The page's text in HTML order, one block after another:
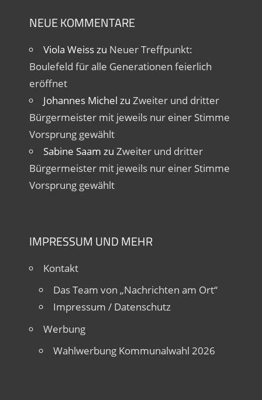
NEUE KOMMENTARE
Viola Weisszu Neuer Treffpunkt:
Boulefeld für alle Generationen feierlich
eröffnet
Johannes Michel zu Zweiter und dritter
Bürgermeister mit jeweils nur einer Stimme
Vorsprung gewählt
Sabine Saam zu Zweiter und dritter
Bürgermeister mit jeweils nur einer Stimme
Vorsprung gewählt
IMPRESSUM UND MEHR
Kontakt
Das Team von „Nachrichten am Ort“
Impressum / Datenschutz
Werbung
Wahlwerbung Kommunalwahl 2026